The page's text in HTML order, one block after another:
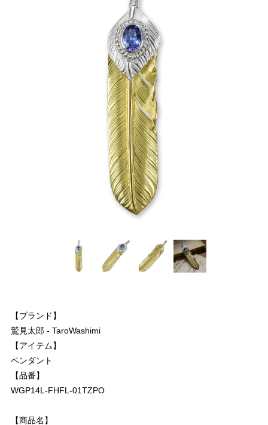
【ブランド】
鷲見太郎 - TaroWashimi
【アイテム】
ペンダント
【品番】
WGP14L-FHFL-01TZPO
【商品名】